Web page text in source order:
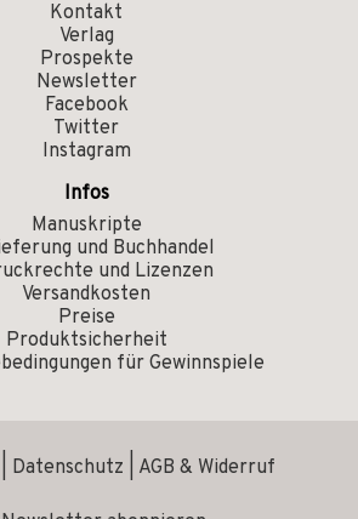
Kontakt
Verlag
Prospekte
Newsletter
Facebook
Twitter
Instagram
Infos
Manuskripte
und Buchhandel
und Lizenzen
Versandkosten
Preise
Produktsicherheit
für Gewinnspiele
Datenschutz AGB & Widerruf